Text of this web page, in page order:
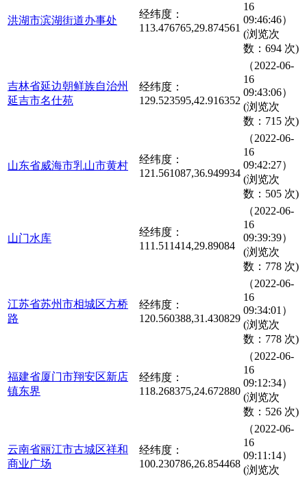
洪湖市滨湖街道办事处
经纬度：
113.476765,29.874561
16
09:46:46）
(浏览次
数：694 次)
吉林省延边朝鲜族自治州
延吉市名仕苑
经纬度：
129.523595,42.916352
（2022-06-
16
09:43:06）
(浏览次
数：715 次)
山东省威海市乳山市黄村
经纬度：
121.561087,36.949934
（2022-06-
16
09:42:27）
(浏览次
数：505 次)
山门水库
经纬度：
111.511414,29.89084
（2022-06-
16
09:39:39）
(浏览次
数：778 次)
江苏省苏州市相城区方桥
路
经纬度：
120.560388,31.430829
（2022-06-
16
09:34:01）
(浏览次
数：778 次)
福建省厦门市翔安区新店
镇东界
经纬度：
118.268375,24.672880
（2022-06-
16
09:12:34）
(浏览次
数：526 次)
云南省丽江市古城区祥和
商业广场
经纬度：
100.230786,26.854468
（2022-06-
16
09:11:14）
(浏览次